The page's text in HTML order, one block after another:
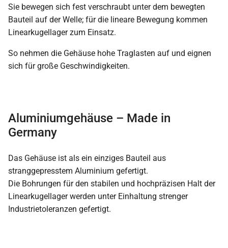
Sie bewegen sich fest verschraubt unter dem bewegten
Bauteil auf der Welle; für die lineare Bewegung kommen
Linearkugellager zum Einsatz.
So nehmen die Gehäuse hohe Traglasten auf und eignen
sich für große Geschwindigkeiten.
Aluminiumgehäuse – Made in
Germany
Das Gehäuse ist als ein einziges Bauteil aus
stranggepresstem Aluminium gefertigt.
Die Bohrungen für den stabilen und hochpräzisen Halt der
Linearkugellager werden unter Einhaltung strenger
Industrietoleranzen gefertigt.